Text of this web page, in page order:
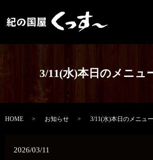
3/11(水)本日のメニュ
HOME お知らせ 3/11(水)本日のメニュ
2026/03/11